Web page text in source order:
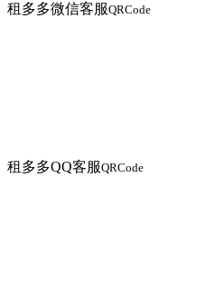
租多多微信客服QRCode
租多多QQ客服QRCode